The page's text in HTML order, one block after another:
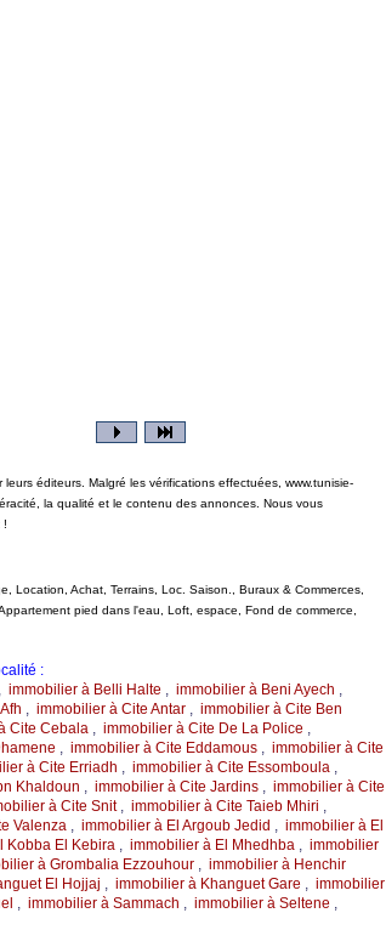
éditeurs. Malgré les vérifications effectuées, www.tunisie-
la qualité et le contenu des annonces. Nous vous
!
Location, Achat, Terrains, Loc. Saison., Buraux & Commerces,
pied dans l'eau, Loft, espace, Fond de commerce,
:
, immobilier à Belli Halte , immobilier à Beni Ayech ,
, immobilier à Cite Antar, immobilier à Cite Ben
Cite Cebala, immobilier à Cite De La Police ,
, immobilier à Cite Eddamous, immobilier à Cite
à Cite Erriadh , immobilier à Cite Essomboula,
Khaldoun , immobilier à Cite Jardins, immobilier à Cite
à Cite Snit, immobilier à Cite Taieb Mhiri ,
Valenza, immobilier à El Argoub Jedid , immobilier à El
Kobba El Kebira, immobilier à El Mhedhba, immobilier
à Grombalia Ezzouhour, immobilier à Henchir
El Hojjaj , immobilier à Khanguet Gare , immobilier
, immobilier à Sammach , immobilier à Seltene ,